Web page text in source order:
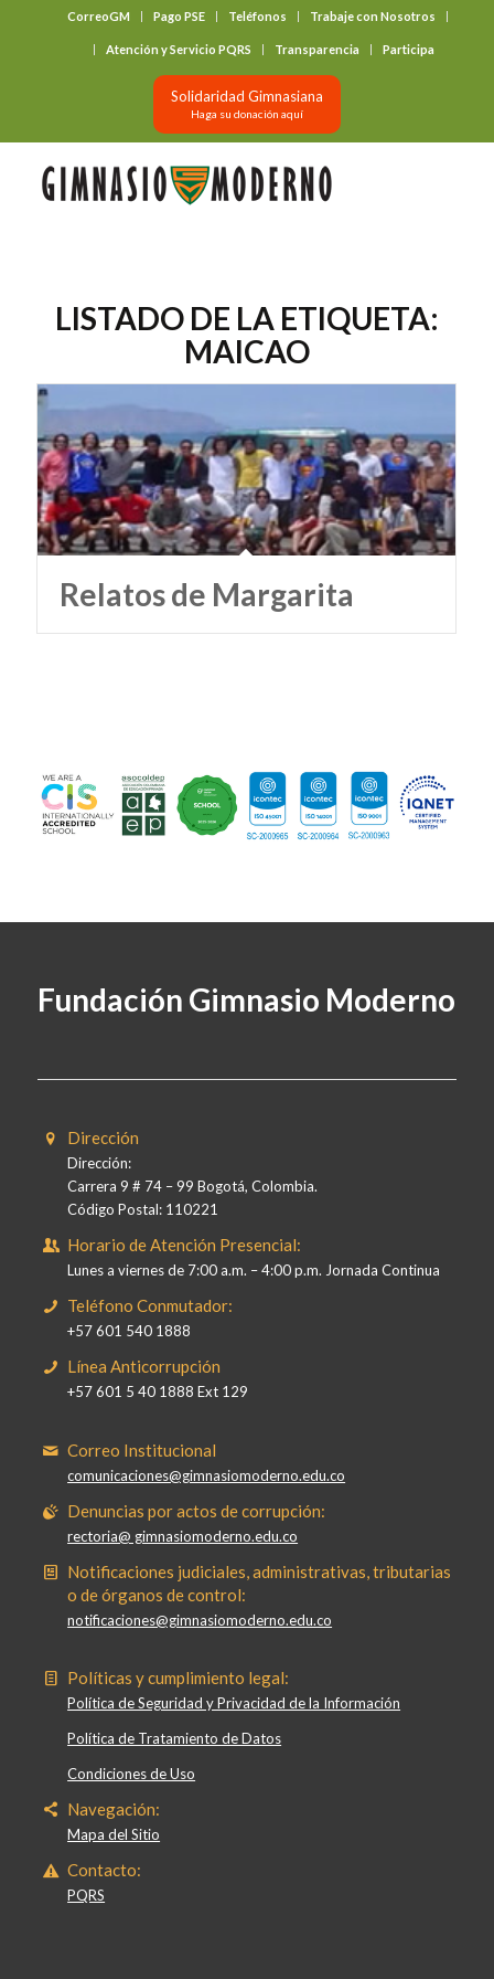
CorreoGM Pago PSE Teléfonos Trabaje con Nosotros
Atención y Servicio PQRS Transparencia Participa
Solidaridad Gimnasiana
Haga su donación aquí
LISTADO DE LA ETIQUETA:
MAICAO
Relatos de Margarita
Fundación Gimnasio Moderno
Dirección
Dirección:
Carrera 9 # 74 – 99 Bogotá, Colombia.
Código Postal: 110221
Horario de Atención Presencial:
Lunes a viernes de 7:00 a.m. – 4:00 p.m. Jornada Continua
Teléfono Conmutador:
+57 601 540 1888
Línea Anticorrupción
+57 601 5 40 1888 Ext 129
Correo Institucional
comunicaciones@gimnasiomoderno.edu.co
Denuncias por actos de corrupción:
rectoria@ gimnasiomoderno.edu.co
Notificaciones judiciales, administrativas, tributarias
o de órganos de control:
notificaciones@gimnasiomoderno.edu.co
Políticas y cumplimiento legal:
Política de Seguridad y Privacidad de la Información
Política de Tratamiento de Datos
Condiciones de Uso
Navegación:
Mapa del Sitio
Contacto:
PQRS